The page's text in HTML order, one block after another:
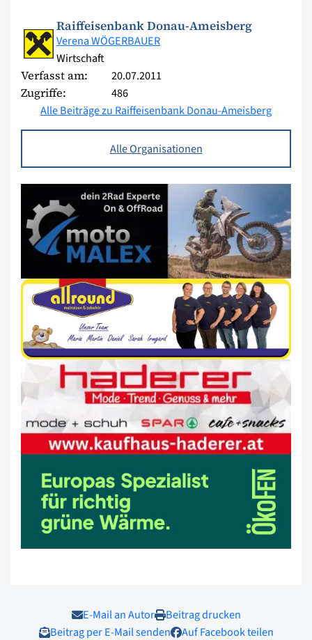
Raiffeisenbank Donau-Ameisberg
Verena WÖGERBAUER
Wirtschaft
Verfasst am: 20.07.2011
Zugriffe:
486
Alle Beiträge zu Raiffeisenbank Donau-Ameisberg
Alle Organisationen
E-Mail an Autor
Beitrag drucken
Beitrag per E-Mail senden
Auf Facebook teilen